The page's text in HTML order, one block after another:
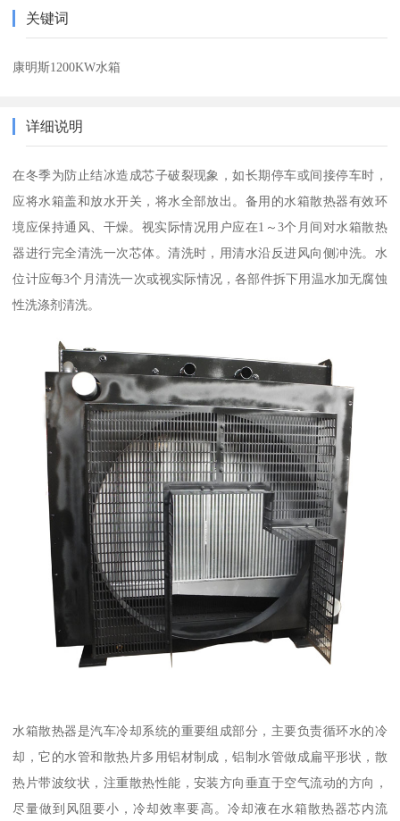
关键词
康明斯1200KW水箱
详细说明
在冬季为防止结冰造成芯子破裂现象，如长期停车或间接停车时，
应将水箱盖和放水开关，将水全部放出。备用的水箱散热器有效环
境应保持通风、干燥。视实际情况用户应在1～3个月间对水箱散热
器进行完全清洗一次芯体。清洗时，用清水沿反进风向侧冲洗。水
位计应每3个月清洗一次或视实际情况，各部件拆下用温水加无腐蚀
性洗涤剂清洗。
水箱散热器是汽车冷却系统的重要组成部分，主要负责循环水的冷
却，它的水管和散热片多用铝材制成，铝制水管做成扁平形状，散
热片带波纹状，注重散热性能，安装方向垂直于空气流动的方向，
尽量做到风阻要小，冷却效率要高。冷却液在水箱散热器芯内流